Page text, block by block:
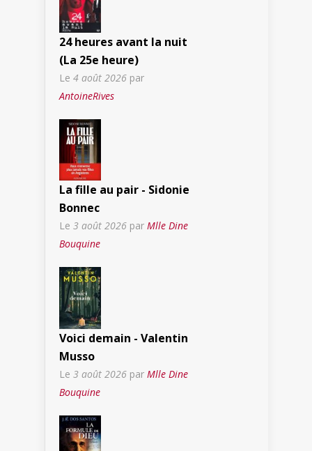
24 heures avant la nuit
(La 25e heure)
Le 4 août 2026 par
AntoineRives
La fille au pair - Sidonie
Bonnec
Le 3 août 2026 par Mlle Dine
Bouquine
Voici demain - Valentin
Musso
Le 3 août 2026 par Mlle Dine
Bouquine